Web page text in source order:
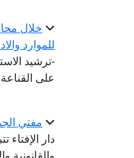
خلال
للموارد
-ترشيد
على
مفتي
دار الإفتاء